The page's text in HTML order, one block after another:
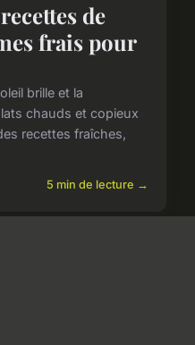
de
frais pour
brille et la
chauds et copieux
recettes fraîches,
5 min de lecture →